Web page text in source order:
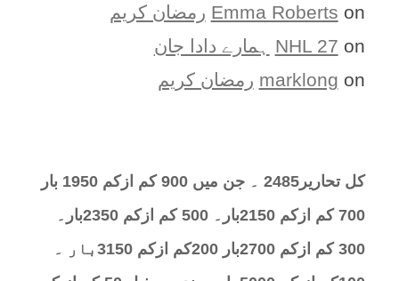
Emma Roberts on
رمضان کریم
NHL 27 on
ہمارے دادا جان
marklong on رمضان کریم
کل تحارير2485 ۔ جن میں 900 کم ازکم 1950 بار
700 کم ازکم 2150بار۔ 500 کم ازکم 2350بار۔
300 کم ازکم 2700بار 200کم ازکم 3150بار ۔